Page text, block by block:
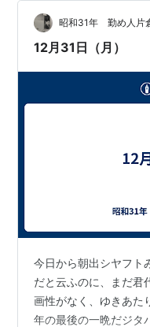
昭和31年 勤め人片
12月31日（月）
今日から朝出シヤフト
だと云ふのに、まだ君
画性がなく、ゆきあた
年の最後の一晩だジタ